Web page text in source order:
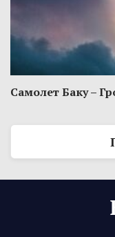
Самолет Баку –